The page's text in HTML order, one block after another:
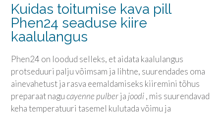
Kuidas toitumise kava pill
Phen24 seaduse kiire
kaalulangus
Phen24 on loodud selleks, et aidata kaalulangus
protseduuri palju võimsam ja lihtne, suurendades oma
ainevahetust ja rasva eemaldamiseks kiiremini tõhus
preparaat nagucayenne pulberja joodi, mis suurendavad
keha temperatuuri tasemel kulutada võimu ja